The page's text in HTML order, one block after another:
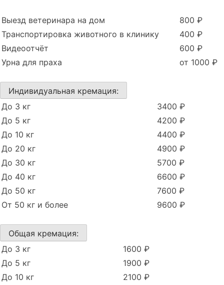
Выезд ветеринара на дом
800 ₽
Транспортировка животного в клинику
400 ₽
Видеоотчёт
600 ₽
Урна для праха
от 1000 ₽
Индивидуальная кремация:
До 3 кг
3400 ₽
До 5 кг
4200 ₽
До 10 кг
4400 ₽
До 20 кг
4900 ₽
До 30 кг
5700 ₽
До 40 кг
6600 ₽
До 50 кг
7600 ₽
От 50 кг и более
9600 ₽
Общая кремация:
До 3 кг
1600 ₽
До 5 кг
1900 ₽
До 10 кг
2100 ₽